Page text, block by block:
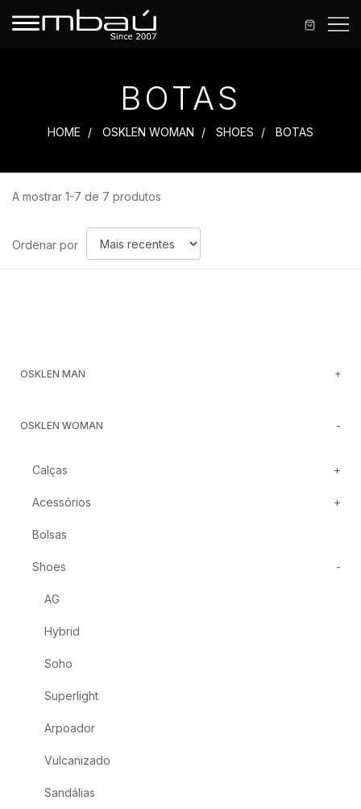
BOTAS
HOME OSKLEN WOMAN SHOES BOTAS
A mostrar 1-7 de 7 produtos
Ordenar por Ordenar
OSKLEN MAN
OSKLEN WOMAN
Calças
Acessórios
Bolsas
Shoes
AG
Hybrid
Soho
Superlight
Arpoador
Vulcanizado
Sandálias